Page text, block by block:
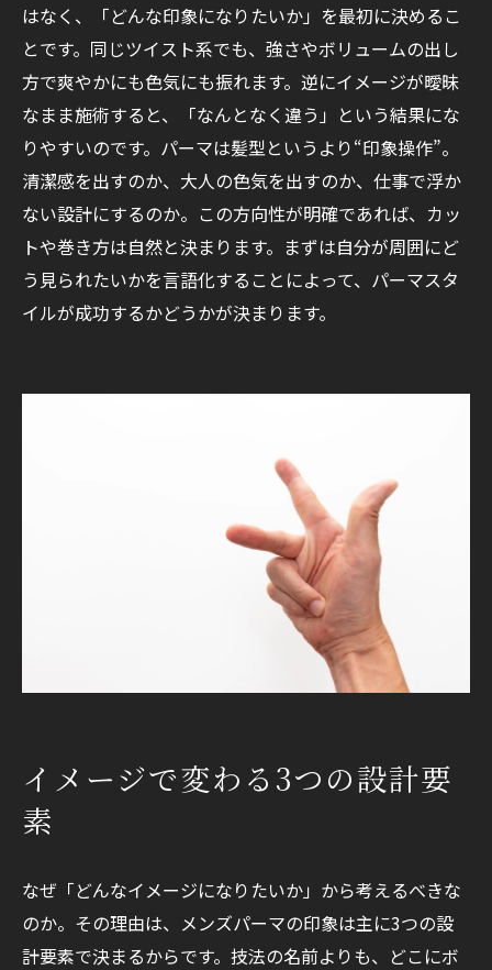
はなく、「どんな印象になりたいか」を最初に決めるこ
とです。同じツイスト系でも、強さやボリュームの出し
方で爽やかにも色気にも振れます。逆にイメージが曖昧
なまま施術すると、「なんとなく違う」という結果にな
りやすいのです。パーマは髪型というより“印象操作”。
清潔感を出すのか、大人の色気を出すのか、仕事で浮か
ない設計にするのか。この方向性が明確であれば、カッ
トや巻き方は自然と決まります。まずは自分が周囲にど
う見られたいかを言語化することによって、パーマスタ
イルが成功するかどうかが決まります。
イメージで変わる3つの設計要
素
なぜ「どんなイメージになりたいか」から考えるべきな
のか。その理由は、メンズパーマの印象は主に3つの設
計要素で決まるからです。技法の名前よりも、どこにボ